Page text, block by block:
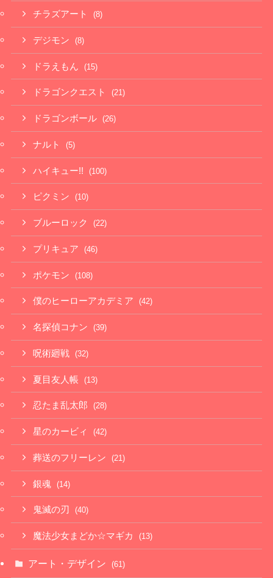
チラズアート (8)
デジモン (8)
ドラえもん (15)
ドラゴンクエスト (21)
ドラゴンボール (26)
ナルト (5)
ハイキュー!! (100)
ピクミン (10)
ブルーロック (22)
プリキュア (46)
ポケモン (108)
僕のヒーローアカデミア (42)
名探偵コナン (39)
呪術廻戦 (32)
夏目友人帳 (13)
忍たま乱太郎 (28)
星のカービィ (42)
葬送のフリーレン (21)
銀魂 (14)
鬼滅の刃 (40)
魔法少女まどか☆マギカ (13)
アート・デザイン (61)